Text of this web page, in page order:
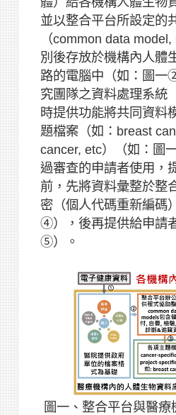
並以整合平台所設定的
（common data
別後存放於機構內人體
路的電腦中（如：圖一
究團隊之資料處理系統
時提供功能將共同資料
題檔案（如：breast
cancer, etc）（如：圖
過審查的申請者使用，
前，先將資料彙整於整
密（個人代碼重新編碼
④），後再提供給申請
⑤）。
圖一、整合平台與醫